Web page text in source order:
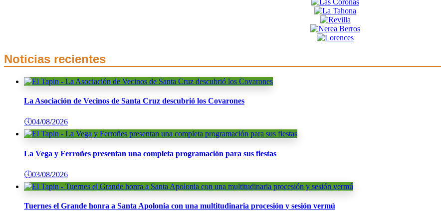
Noticias recientes
La Asociación de Vecinos de Santa Cruz descubrió los Covarones
🕔04/08/2026
La Vega y Ferroñes presentan una completa programación para sus fiestas
🕔03/08/2026
Tuernes el Grande honra a Santa Apolonia con una multitudinaria procesión y sesión vermú